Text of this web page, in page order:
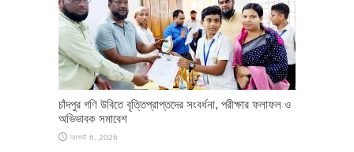
চাঁদপুর গণি উবিতে বৃত্তিপ্রাপ্তদের সংবর্ধনা, পরীক্ষার ফলাফল ও
অভিভাবক সমাবেশ
আগস্ট 6, 2026